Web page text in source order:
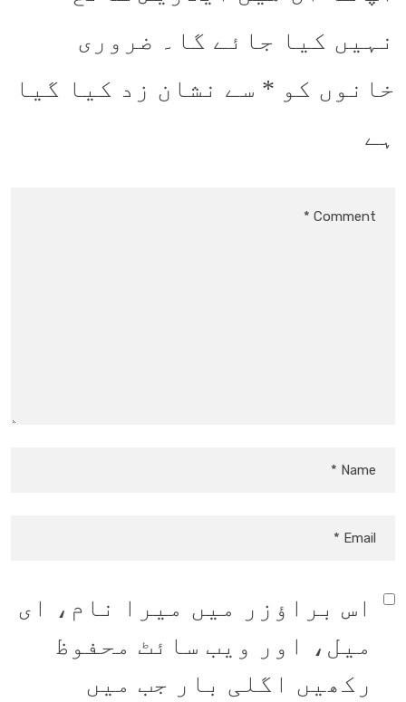
نہیں کیا جائے گا۔ ضروری
خانوں کو * سے نشان زد کیا گیا
ہے
اس براؤزر میں میرا نام، ای
میل، اور ویب سائٹ محفوظ
رکھیں اگلی بار جب میں